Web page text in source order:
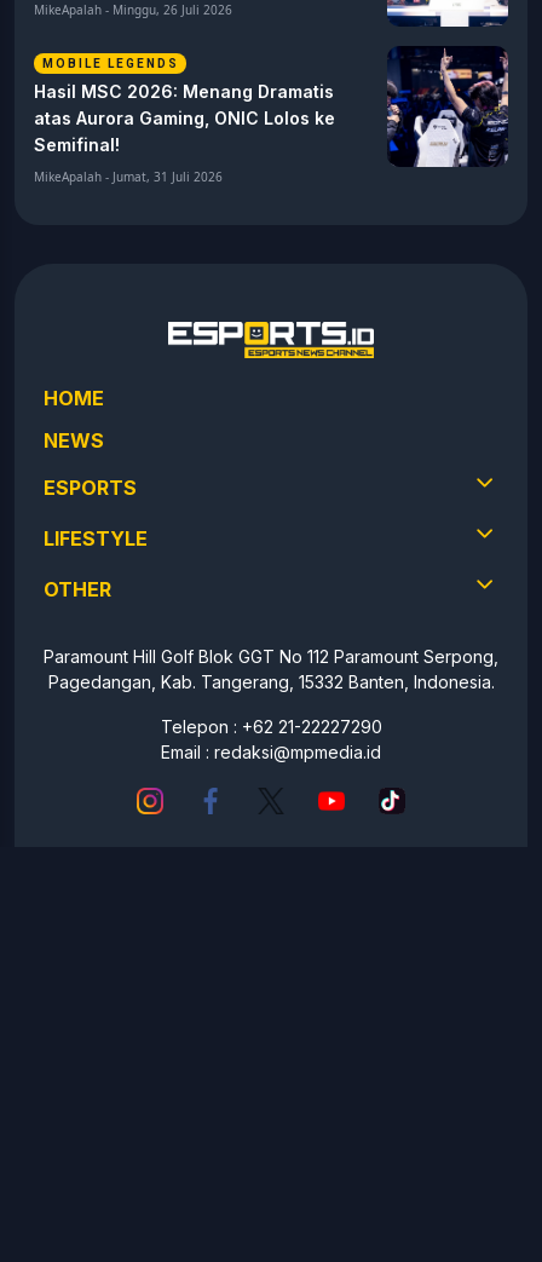
MikeApalah - Minggu, 26 Juli 2026
MOBILE LEGENDS
Hasil MSC 2026: Menang Dramatis
atas Aurora Gaming, ONIC Lolos ke
Semifinal!
MikeApalah - Jumat, 31 Juli 2026
HOME
NEWS
ESPORTS
LIFESTYLE
OTHER
Paramount Hill Golf Blok GGT No 112 Paramount Serpong,
Pagedangan, Kab. Tangerang, 15332 Banten, Indonesia.
Telepon : +62 21-22227290
Email : redaksi@mpmedia.id